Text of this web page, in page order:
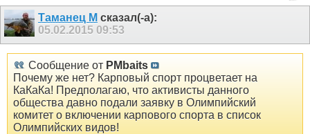
Таманец М сказал(-а):
05.02.2015 09:53
Сообщение от PMbaits
Почему же нет? Карповый спорт процветает на
КаКаКа! Предполагаю, что активисты данного
общества давно подали заявку в Олимпийский
комитет о включении карпового спорта в список
Олимпийских видов!